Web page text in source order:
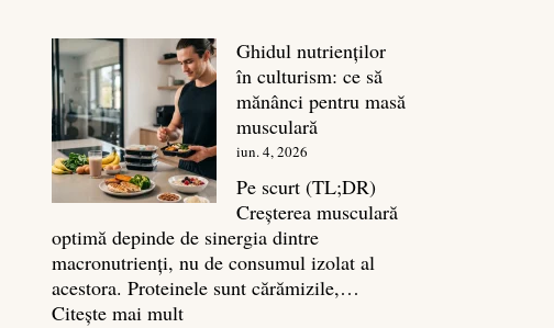
Ghid
complet
pentru
deltoizi
3D
Ghidul nutrienților
în culturism: ce să
mănânci pentru masă
musculară
iun. 4, 2026
Pe scurt (TL;DR)
Creșterea musculară
optimă depinde de sinergia dintre
macronutrienți, nu de consumul izolat al
acestora. Proteinele sunt cărămizile,…
Citește mai mult: